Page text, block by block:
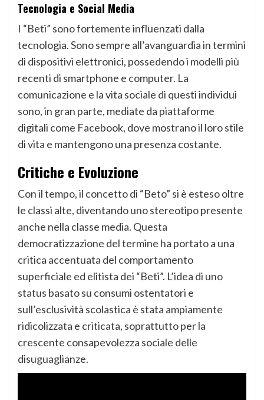
Tecnologia e Social Media
I “Beti” sono fortemente influenzati dalla
tecnologia. Sono sempre all’avanguardia in termini
di dispositivi elettronici, possedendo i modelli più
recenti di smartphone e computer. La
comunicazione e la vita sociale di questi individui
sono, in gran parte, mediate da piattaforme
digitali come Facebook, dove mostrano il loro stile
di vita e mantengono una presenza costante.
Critiche e Evoluzione
Con il tempo, il concetto di “Beto” si è esteso oltre
le classi alte, diventando uno stereotipo presente
anche nella classe media. Questa
democratizzazione del termine ha portato a una
critica accentuata del comportamento
superficiale ed elitista dei “Beti”. L’idea di uno
status basato su consumi ostentatori e
sull’esclusività scolastica è stata ampiamente
ridicolizzata e criticata, soprattutto per la
crescente consapevolezza sociale delle
disuguaglianze.